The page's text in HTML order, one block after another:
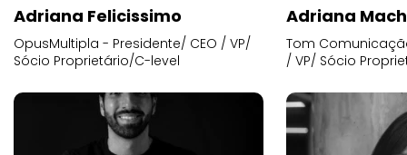
Adriana Felicissimo
OpusMultipla - Presidente/ CEO / VP/
Sócio Proprietário/C-level
Adriana
Tom
/ VP/ Sócio